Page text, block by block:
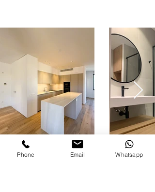
Phone Email Whatsapp